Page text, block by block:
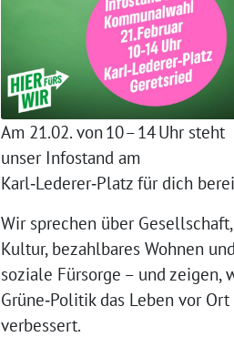
Am 21.02. von 10 – 14 Uhr steht
unser Infostand am
Karl‑Lederer‑Platz für dich
Wir sprechen über Gesellschaft,
Kultur, bezahlbares Wohnen und
soziale Fürsorge – und zeigen,
Grüne‑Politik das Leben vor Ort
verbessert.